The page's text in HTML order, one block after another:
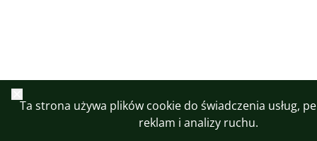
Zamknij
Ta strona używa plików cookie do świadczenia usług,
reklam i analizy ruchu.